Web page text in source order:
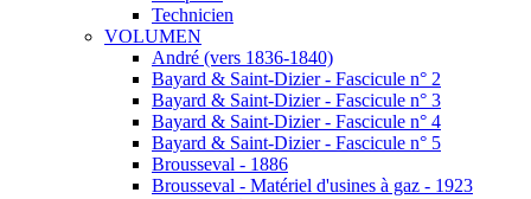
Technicien
VOLUMEN
André (vers 1836-1840)
Bayard & Saint-Dizier - Fascicule n° 2
Bayard & Saint-Dizier - Fascicule n° 3
Bayard & Saint-Dizier - Fascicule n° 4
Bayard & Saint-Dizier - Fascicule n° 5
Brousseval - 1886
Brousseval - Matériel d'usines à gaz - 1923